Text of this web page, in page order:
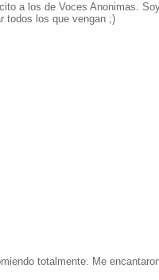
a los de Voces Anonimas.
todos los que vengan ;)
totalmente. Me